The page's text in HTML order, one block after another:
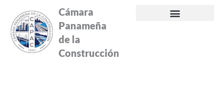
contenido
Cámara
Panameña
de la
Construcción